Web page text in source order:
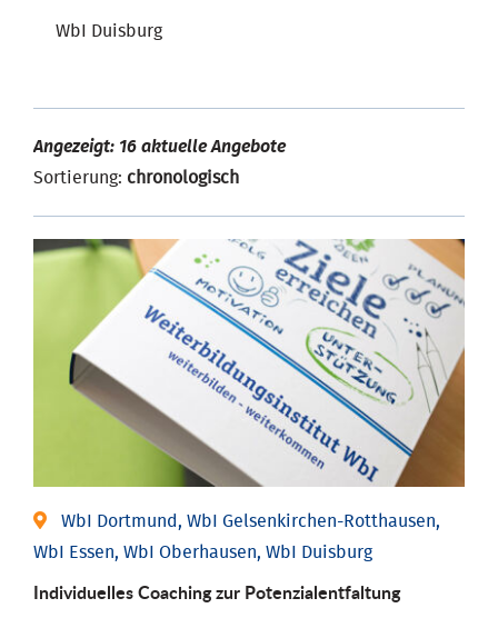
WbI Duisburg
Angezeigt: 16 aktuelle Angebote
Sortierung: chronologisch
WbI Dortmund, WbI Gelsenkirchen-Rotthausen,
WbI Essen, WbI Oberhausen, WbI Duisburg
Individuelles Coaching zur Potenzialentfaltung